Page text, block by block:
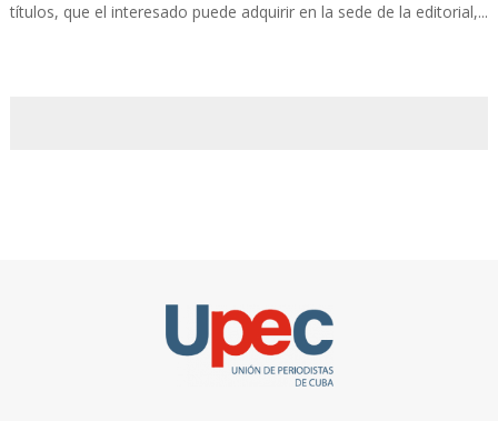
títulos, que el interesado puede adquirir en la sede de la editorial,...